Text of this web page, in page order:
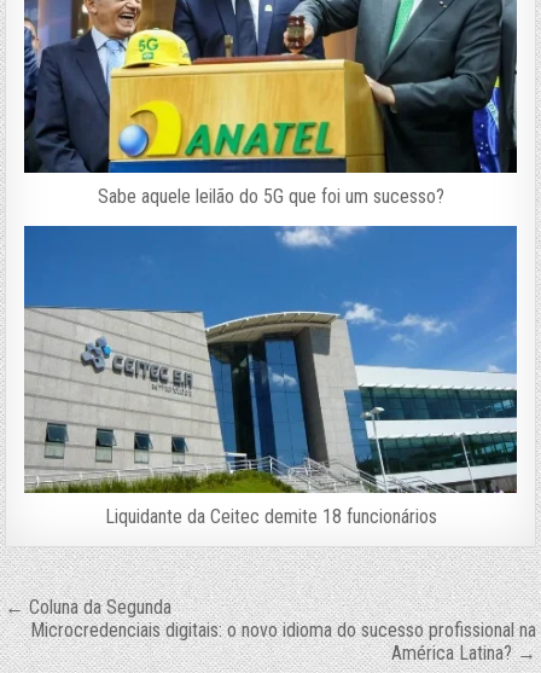
Sabe aquele leilão do 5G que foi um sucesso?
Liquidante da Ceitec demite 18 funcionários
Navegação
de
← Coluna da Segunda
Microcredenciais digitais: o novo idioma do sucesso profissional na
América Latina? →